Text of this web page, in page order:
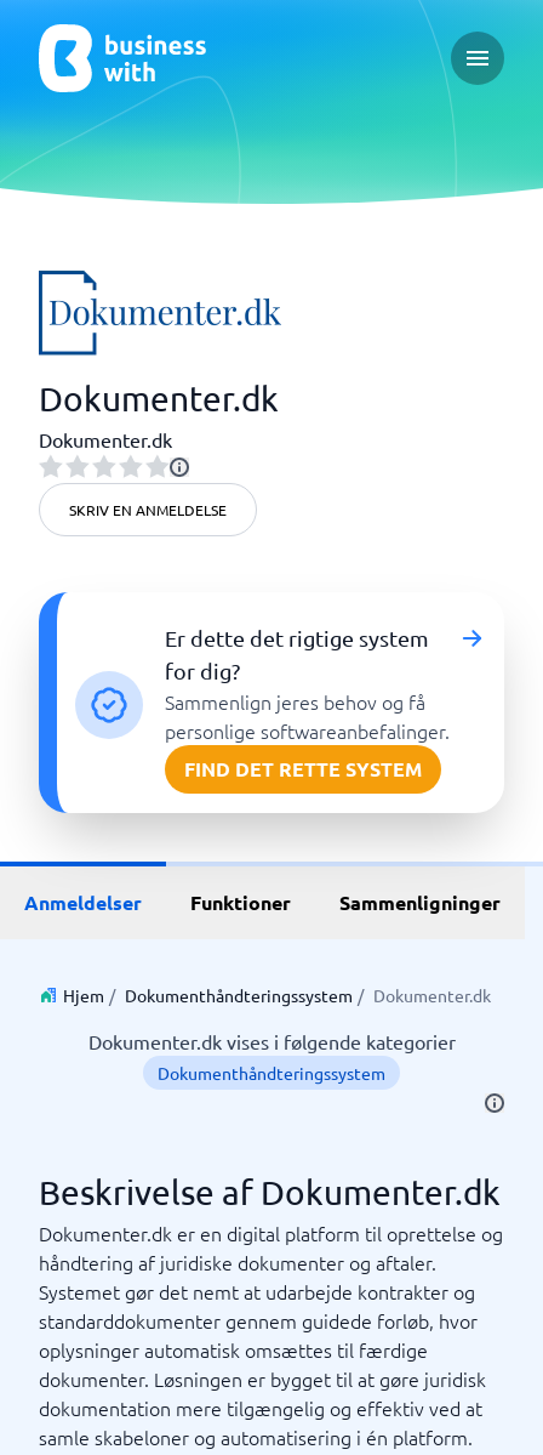
Open
Dokumenter.dk
Dokumenter.dk
SKRIV EN ANMELDELSE
Er dette det rigtige system
for dig?
Sammenlign jeres behov og få
personlige softwareanbefalinger.
FIND DET RETTE SYSTEM
Anmeldelser Funktioner Sammenligninger
Hjem / Dokumenthåndteringssystem / Dokumenter.dk
Dokumenter.dk vises i følgende kategorier
Dokumenthåndteringssystem
Beskrivelse af Dokumenter.dk
Dokumenter.dk er en digital platform til oprettelse og
håndtering af juridiske dokumenter og aftaler.
Systemet gør det nemt at udarbejde kontrakter og
standarddokumenter gennem guidede forløb, hvor
oplysninger automatisk omsættes til færdige
dokumenter. Løsningen er bygget til at gøre juridisk
dokumentation mere tilgængelig og effektiv ved at
samle skabeloner og automatisering i én platform.